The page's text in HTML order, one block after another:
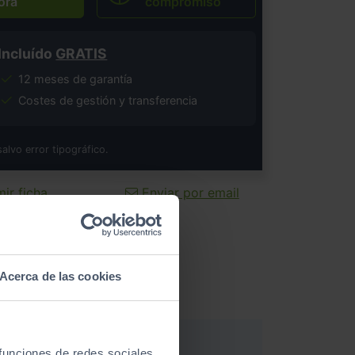
Acerca de las cookies
GRATIS
12 meses de garantía
Costes de gestión y transferencia
error tipográfico.
ficha Enviar por email